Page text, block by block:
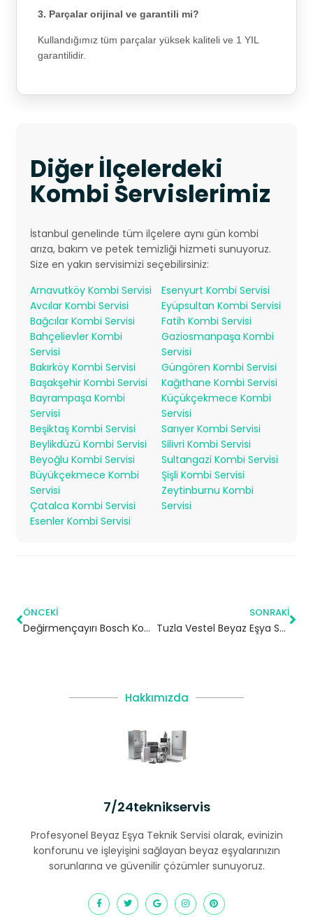
3. Parçalar orijinal ve garantili mi?
Kullandığımız tüm parçalar yüksek kaliteli ve 1 YIL
garantilidir.
Diğer İlçelerdeki
Kombi Servislerimiz
İstanbul genelinde tüm ilçelere aynı gün kombi
arıza, bakım ve petek temizliği hizmeti sunuyoruz.
Size en yakın servisimizi seçebilirsiniz:
Arnavutköy Kombi Servisi
Avcılar Kombi Servisi
Bağcılar Kombi Servisi
Bahçelievler Kombi
Servisi
Bakırköy Kombi Servisi
Başakşehir Kombi Servisi
Bayrampaşa Kombi
Servisi
Beşiktaş Kombi Servisi
Beylikdüzü Kombi Servisi
Beyoğlu Kombi Servisi
Büyükçekmece Kombi
Servisi
Çatalca Kombi Servisi
Esenler Kombi Servisi
Esenyurt Kombi Servisi
Eyüpsultan Kombi Servisi
Fatih Kombi Servisi
Gaziosmanpaşa Kombi
Servisi
Güngören Kombi Servisi
Kağıthane Kombi Servisi
Küçükçekmece Kombi
Servisi
Sarıyer Kombi Servisi
Silivri Kombi Servisi
Sultangazi Kombi Servisi
Şişli Kombi Servisi
Zeytinburnu Kombi
Servisi
ÖNCEKI
Değirmençayırı Bosch Kombi Servisi – Şile Yetkili Servis
SONRAKI
Tuzla Vestel Beyaz Eşya Servisi
Hakkımızda
7/24teknikservis
Profesyonel Beyaz Eşya Teknik Servisi olarak, evinizin
konforunu ve işleyişini sağlayan beyaz eşyalarınızın
sorunlarına ve güvenilir çözümler sunuyoruz.